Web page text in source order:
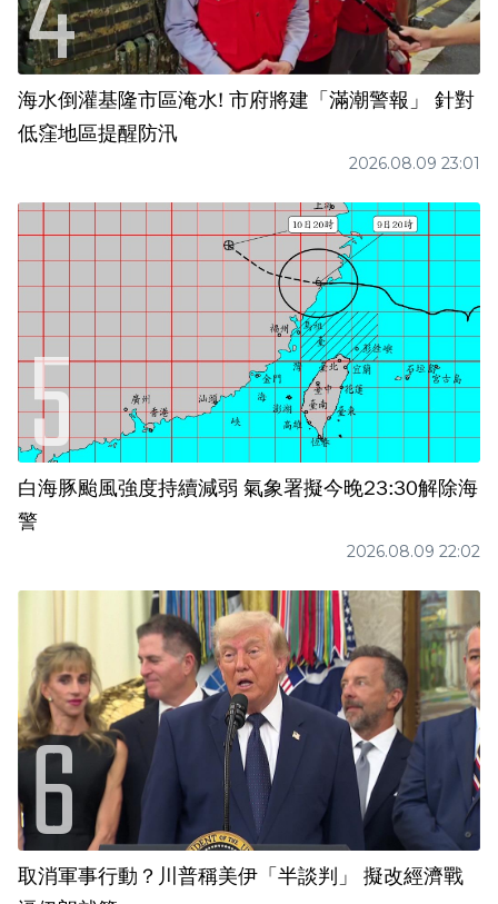
海水倒灌基隆市區淹水! 市府將建「滿潮警報」 針對
低窪地區提醒防汛
2026.08.09 23:01
白海豚颱風強度持續減弱 氣象署擬今晚23:30解除海
警
2026.08.09 22:02
取消軍事行動？川普稱美伊「半談判」 擬改經濟戰